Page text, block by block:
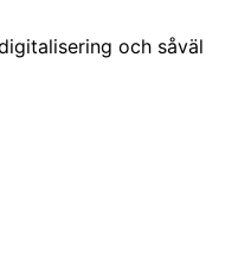
och såväl